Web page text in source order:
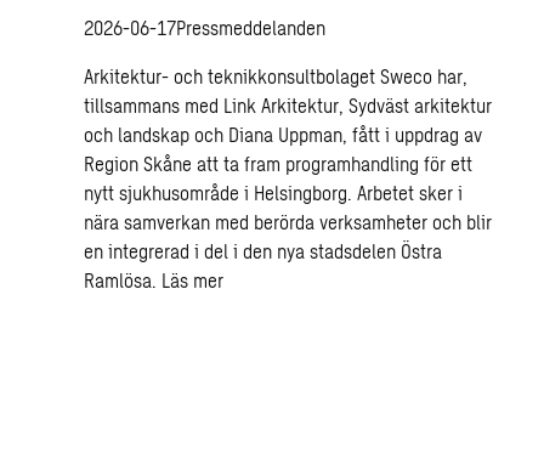
2026-06-17Pressmeddelanden
Arkitektur- och teknikkonsultbolaget Sweco har,
tillsammans med Link Arkitektur, Sydväst arkitektur
och landskap och Diana Uppman, fått i uppdrag av
Region Skåne att ta fram programhandling för ett
nytt sjukhusområde i Helsingborg. Arbetet sker i
nära samverkan med berörda verksamheter och blir
en integrerad i del i den nya stadsdelen Östra
Ramlösa. Läs mer